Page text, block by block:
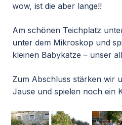
wow, ist die aber lange!!
Am schönen Teichplatz
unter dem Mikroskop und
kleinen Babykatze – unser
Zum Abschluss stärken wir
Jause und spielen noch ein